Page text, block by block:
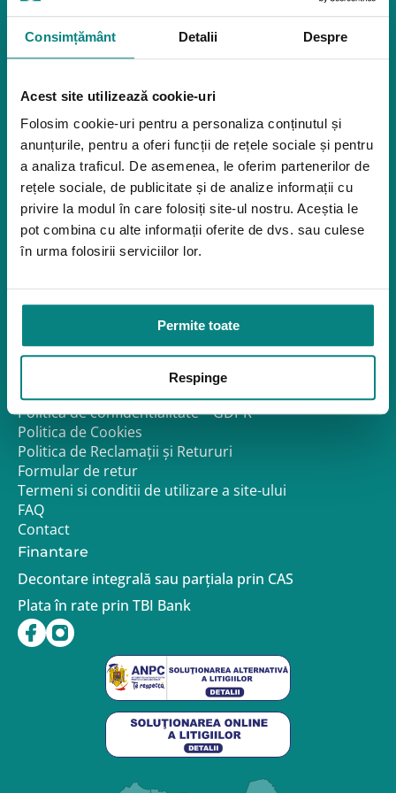
Consimțământ Detalii Despre
Acest site utilizează cookie-uri
Folosim cookie-uri pentru a personaliza conținutul și
anunțurile, pentru a oferi funcții de rețele sociale și pentru
a analiza traficul. De asemenea, le oferim partenerilor de
rețele sociale, de publicitate și de analize informații cu
privire la modul în care folosiți site-ul nostru. Aceștia le
pot combina cu alte informații oferite de dvs. sau culese
în urma folosirii serviciilor lor.
Permite toate
Respinge
Pozitionare
Igiena
Mostre
Dispozitive pentru urcarea scărilor
Rampe pentru scaune cu rotile
Bare de prindere și mânere de baie
Închiriere platforme șenilate
Închiriere rampe acces
Produse pentru adulţi
Apnee în somn
Orteze
Oxigenoterapia
Paturi de spital si saltele
Despre noi
Politica de confidentialitate – GDPR
Politica de Cookies
Politica de Reclamații și Retururi
Formular de retur
Termeni si conditii de utilizare a site-ului
FAQ
Contact
Finantare
Decontare integrală sau parțiala prin CAS
Plata în rate prin TBI Bank